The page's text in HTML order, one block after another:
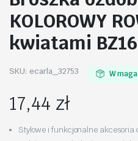
KOLOROWY
kwiatami
SKU: ecarla_32753 W
17,44 zł
Stylowe i funkcjonalne akcesoria